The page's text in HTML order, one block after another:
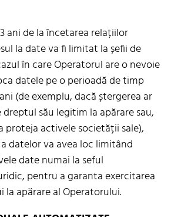
ani de la încetarea relațiilor
la date va fi limitat la șefii de
în care Operatorul are o nevoie
datele pe o perioadă de timp
(de exemplu, dacă ștergerea ar
său legitim la apărare sau,
proteja activele societății sale),
datelor va avea loc limitând
date numai la seful
pentru a garanta exercitarea
apărare al Operatorului.